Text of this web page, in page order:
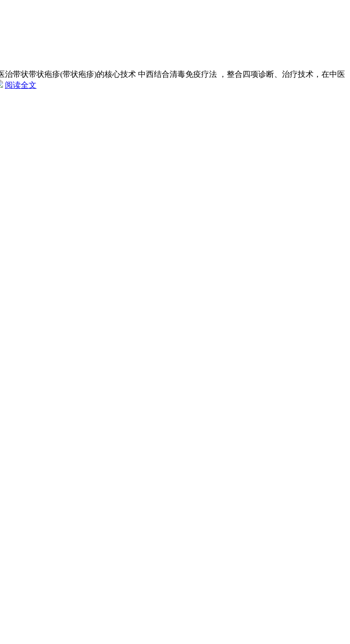
带状带状疱疹(带状疱疹)的核心技术 中西结合清毒免疫疗法 ，整合四项诊断、治疗技术，在中医
阅读全文